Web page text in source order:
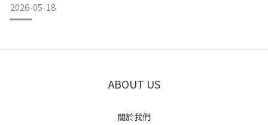
吸引人的地方 ＿＿PART 01 : 四種適合新手的情趣內衣蕾絲型｜
細節感與若隱若現角色服｜增加反差與情趣感睡衣型｜舒服自
2026-05-18
ABOUT US
關於我們